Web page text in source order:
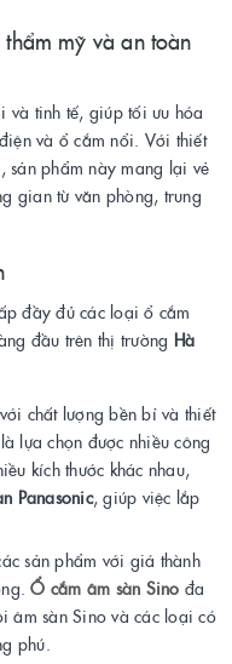
mỹ và an toàn
tinh tế, giúp tối ưu hóa
và ổ cắm nổi. Với thiết
sản phẩm này mang lại vẻ
gian từ văn phòng, trung
đầy đủ các loại ổ cắm
đầu trên thị trường Hà
chất lượng bền bỉ và thiết
lựa chọn được nhiều công
kích thước khác nhau,
Panasonic, giúp việc lắp
sản phẩm với giá thành
Ổ cắm âm sàn Sino đa
âm sàn Sino và các loại có
phú.